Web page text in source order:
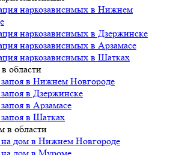
наркозависимых в Нижнем
наркозависимых в Дзержинске
наркозависимых в Арзамасе
наркозависимых в Шатках
области
в Нижнем Новгороде
в Дзержинске
в Арзамасе
в Шатках
в области
на дом в Нижнем Новгороде